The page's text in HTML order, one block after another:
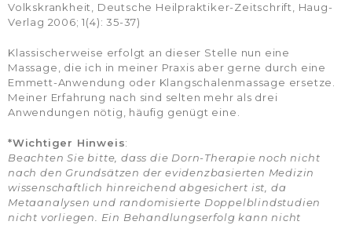
Volkskrankheit, Deutsche Heilpraktiker-Zeitschrift, Haug-
Verlag 2006; 1(4): 35-37)
Klassischerweise erfolgt an dieser Stelle nun eine
Massage, die ich in meiner Praxis aber gerne durch eine
Emmett-Anwendung oder Klangschalenmassage ersetze.
Meiner Erfahrung nach sind selten mehr als drei
Anwendungen nötig, häufig genügt eine.
*Wichtiger Hinweis:
Beachten Sie bitte, dass die Dorn-Therapie noch nicht
nach den Grundsätzen der evidenzbasierten Medizin
wissenschaftlich hinreichend abgesichert ist, da
Metaanalysen und randomisierte Doppelblindstudien
nicht vorliegen. Ein Behandlungserfolg kann nicht